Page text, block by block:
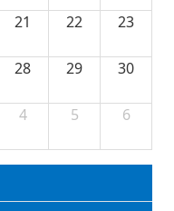
21 22 23
28 29 30
4 5 6